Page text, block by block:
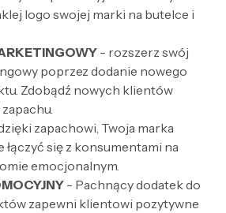
logo swojej marki na butelce i
- rozszerz swój
poprzez dodanie nowego
Zdobądź nowych klientów
zapachowi, Twoja marka
łączyć się z konsumentami na
emocjonalnym.
- Pachnący dodatek do
zapewni klientowi pozytywne